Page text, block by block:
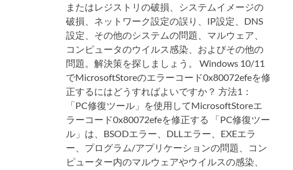
またはレジストリの破損、システムイメージの
破損、ネットワーク設定の誤り、IP設定、DNS
設定、その他のシステムの問題、マルウェア、
コンピュータのウイルス感染、およびその他の
問題。解決策を探しましょう。 Windows 10/11
でMicrosoftStoreのエラーコード0x80072efeを修
正するにはどうすればよいですか？ 方法1：
「PC修復ツール」を使用してMicrosoftStoreエ
ラーコード0x80072efeを修正する 「PC修復ツー
ル」は、BSODエラー、DLLエラー、EXEエラ
ー、プログラム/アプリケーションの問題、コン
ピューター内のマルウェアやウイルスの感染、